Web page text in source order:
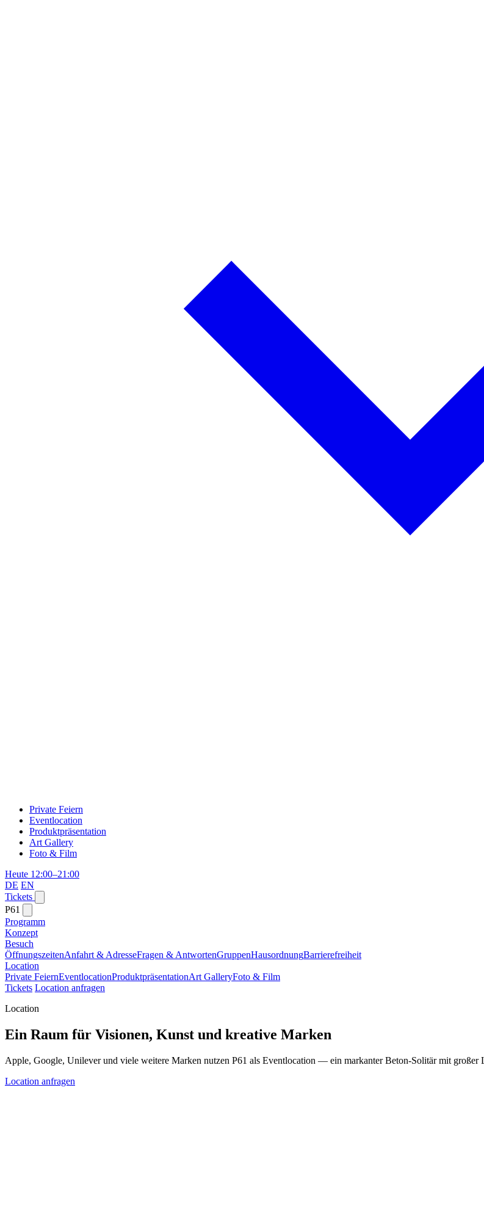
Private Feiern
Eventlocation
Produktpräsentation
Art Gallery
Foto & Film
Heute 12:00–21:00
DE EN
Tickets
P61
Programm
Konzept
Besuch
ÖffnungszeitenAnfahrt & AdresseFragen & AntwortenGruppenHausordnungBarrierefreiheit
Location
Private FeiernEventlocationProduktpräsentationArt GalleryFoto & Film
Tickets Location anfragen
Location
Ein Raum für Visionen, Kunst und kreative Marken
Apple, Google, Unilever und viele weitere Marken nutzen P61 als Eventlocation — ein markanter Beton-Solitär mit großer
Location anfragen